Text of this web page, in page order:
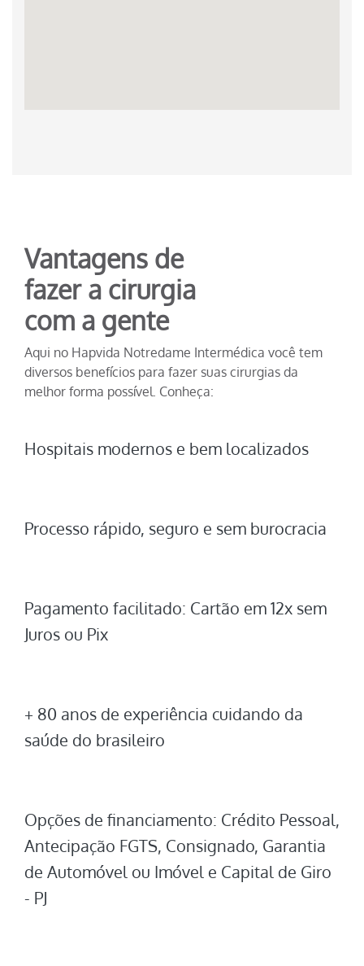
Vantagens de
fazer a cirurgia
com a gente
Aqui no Hapvida Notredame Intermédica você tem
diversos benefícios para fazer suas cirurgias da
melhor forma possível. Conheça:
Hospitais modernos e bem localizados
Processo rápido, seguro e sem burocracia
Pagamento facilitado: Cartão em 12x sem
Juros ou Pix
+ 80 anos de experiência cuidando da
saúde do brasileiro
Opções de financiamento: Crédito Pessoal,
Antecipação FGTS, Consignado, Garantia
de Automóvel ou Imóvel e Capital de Giro
- PJ